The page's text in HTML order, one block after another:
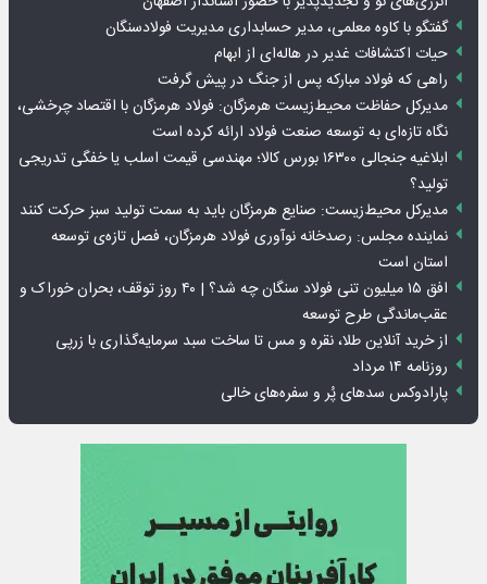
گفتگو با کاوه معلمی، مدیر حسابداری مدیریت فولادسنگان
حیات اکتشافات غدیر در هاله‌ای از ابهام
راهی که فولاد مبارکه پس از جنگ در پیش گرفت
مدیرکل حفاظت محیط‌زیست هرمزگان: فولاد هرمزگان با اقتصاد چرخشی،
نگاه تازه‌ای به توسعه صنعت فولاد ارائه کرده است
ابلاغیه جنجالی ۱۶۳۰۰ بورس کالا؛ مهندسی قیمت اسلب یا خفگی تدریجی
تولید؟
مدیرکل محیط‌زیست: صنایع هرمزگان باید به سمت تولید سبز حرکت کنند
نماینده مجلس: رصدخانه نوآوری فولاد هرمزگان، فصل تازه‌ی توسعه
استان است
افق ۱۵ میلیون تنی فولاد سنگان چه شد؟ | ۴۰ روز توقف، بحران خوراک و
عقب‌ماندگی طرح توسعه
از خرید آنلاین طلا، نقره و مس تا ساخت سبد سرمایه‌گذاری با زرپی
روزنامه ۱۴ مرداد
پارادوکس سدهای پُر و سفره‌های خالی